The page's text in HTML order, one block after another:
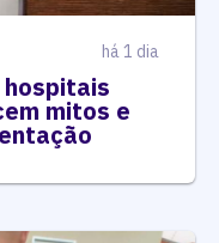
há 1 dia
hospitais
mitos e